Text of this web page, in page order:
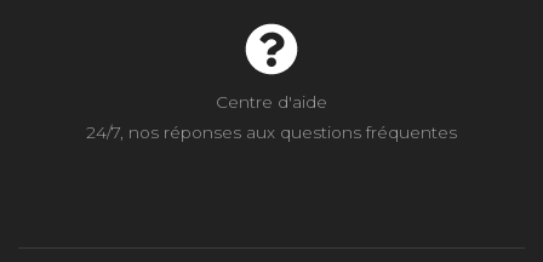
Centre d'aide
24/7, nos réponses aux questions fréquentes